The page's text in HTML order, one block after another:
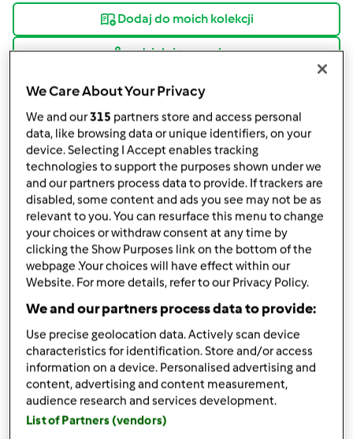
Dodaj do moich kolekcji
podziel się przepisem
Składniki
35gświeżych drożdży
1łyżeczki cukru
250gwody
500gmąki pszennej
2łyżeczkisoli
1łyżeczkiczosnku, granulowanego
1łyżeczkibazylii, suszonej
2łyżkisera zoltego startego
Lista zakupów
We Care About Your Privacy
We and our315 partners store and access personal
data, like browsing data or unique identifiers, on your
device. Selecting I Accept enables tracking
technologies to support the purposes shown under we
and our partners process data to provide. If trackers are
disabled, some content and ads you see may not be as
relevant to you. You can resurface this menu to change
your choices or withdraw consent at any time by
clicking the Show Purposes link on the bottom of the
webpage .Your choices will have effect within our
Website. For more details, refer to our Privacy Policy.
We and our partners process data to provide:
Use precise geolocation data. Actively scan device
characteristics for identification. Store and/or access
information on a device. Personalised advertising and
content, advertising and content measurement,
audience research and services development.
List of Partners (vendors)